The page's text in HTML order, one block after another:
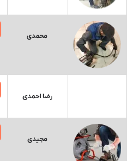
محمدی
رضا احمدی
مجیدی